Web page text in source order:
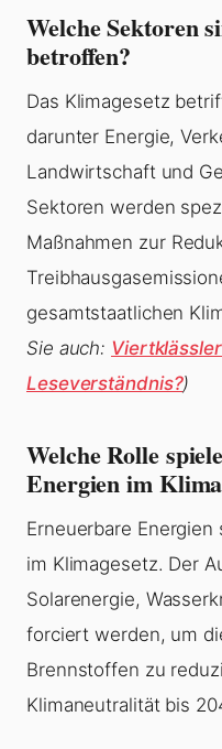
Welche Sektoren
betroffen?
Das Klimagesetz
darunter Energie,
Landwirtschaft und
Sektoren werden
Maßnahmen zur
gesamtstaatlichen
Sie auch:
Leseverständnis?)
Welche Rolle
Energien im
Erneuerbare
im Klimagesetz. Der
Solarenergie,
forciert werden, um
Brennstoffen zu
Klimaneutralität bis